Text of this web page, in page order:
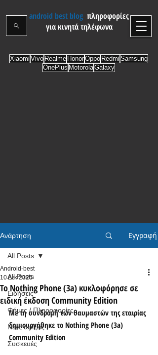
android best blog πληροφορίες
για κινητά τηλέφωνα
Xiaomi Vivo Realme HonorOppo Redmi Samsung
OnePlus MotorolaGalaxy
Ανάρτηση Εγγραφή
All Posts
Ειδήσεις
Φήμες / Πληροφορίες
Νέες αφίξεις
Συσκευές
All Posts
Το Nothing Phone (3a) κυκλοφόρησε σε
ειδική έκδοση Community Edition
Android-best
10 Δεκ 2025
Με τη συνδρομή των θαυμαστών της εταιρίας
δημιουργήθηκε το Nothing Phone (3a)
Community Edition